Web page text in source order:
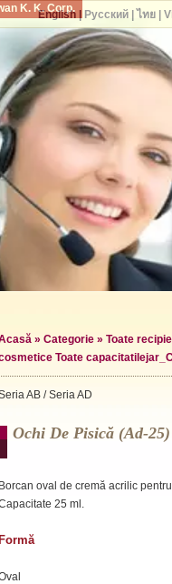
K. K. Corp.
» Categorie » Toate
Toate capacitatile
AB / Seria AD
Ochi De Pisică (ad-25)
Borcan oval de cremă acrilic
25 ml.
Formă
English| Русский| ไทย|